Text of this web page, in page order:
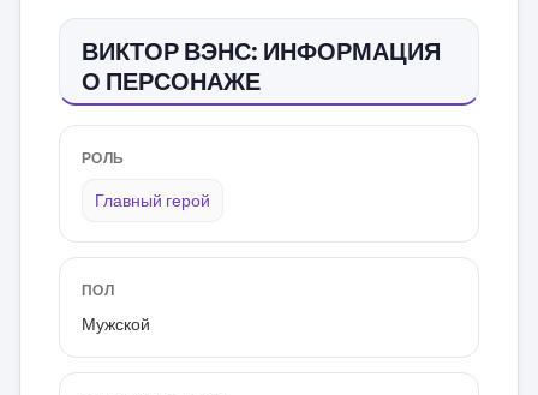
ВИКТОР ВЭНС: ИНФОРМАЦИЯ
О ПЕРСОНАЖЕ
РОЛЬ
Главный герой
ПОЛ
Мужской